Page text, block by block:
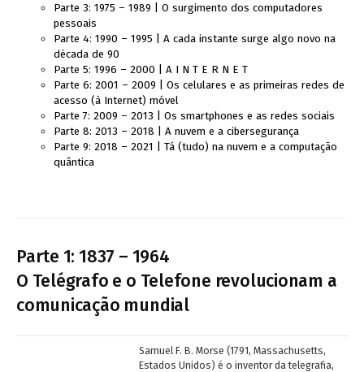
Parte 3: 1975 – 1989 | O surgimento dos computadores
pessoais
Parte 4: 1990 – 1995 | A cada instante surge algo novo na
década de 90
Parte 5: 1996 – 2000 | A I N T E R N E T
Parte 6: 2001 – 2009 | Os celulares e as primeiras redes de
acesso (à Internet) móvel
Parte 7: 2009 – 2013 | Os smartphones e as redes sociais
Parte 8: 2013 – 2018 | A nuvem e a cibersegurança
Parte 9: 2018 – 2021 | Tá (tudo) na nuvem e a computação
quântica
Parte 1: 1837 – 1964
O Telégrafo e o Telefone revolucionam a
comunicação mundial
Samuel F. B. Morse (1791, Massachusetts,
Estados Unidos) é o inventor da telegrafia,